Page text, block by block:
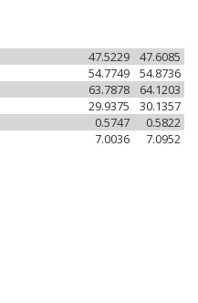
47.6085
47.5229
54.8736
54.7749
64.1203
63.7878
30.1357
29.9375
0.5822
0.5747
7.0952
7.0036